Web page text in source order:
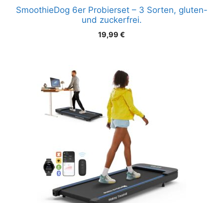
SmoothieDog 6er Probierset – 3 Sorten, gluten-
und zuckerfrei.
19,99 €